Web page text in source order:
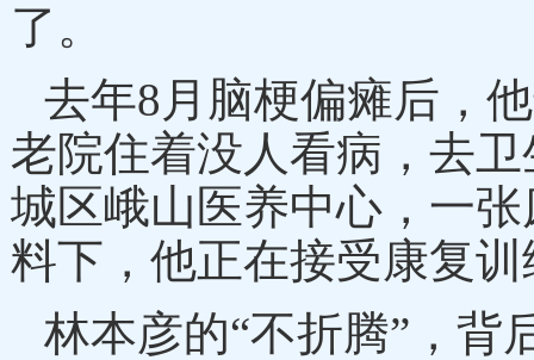
了。
去年8月脑梗偏瘫后，
老院住着没人看病，去
城区峨山医养中心，一
料下，他正在接受康复
林本彦的“不折腾”，背